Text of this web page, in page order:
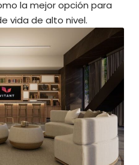
la mejor opción para
vida de alto nivel.